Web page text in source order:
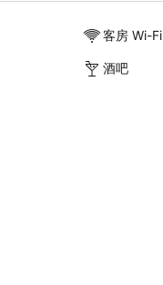
客房 Wi-Fi
酒吧